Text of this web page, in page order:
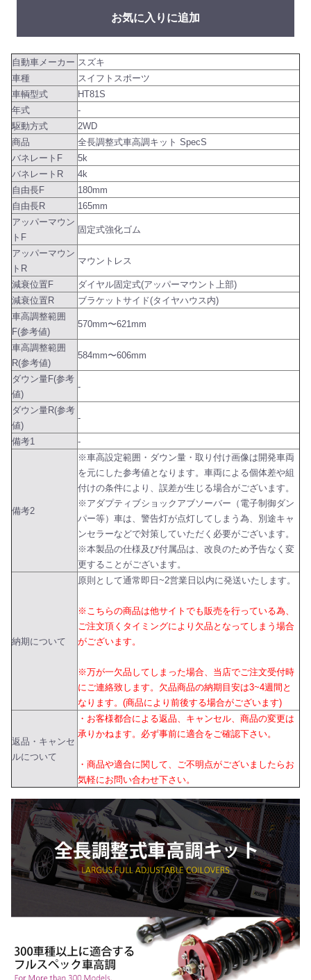
お気に入りに追加
自動車メーカー スズキ
車種
スイフトスポーツ
車輌型式
HT81S
年式
-
駆動方式
2WD
商品
全長調整式車高調キット SpecS
バネレートF
5k
バネレートR
4k
自由長F
180mm
自由長R
165mm
アッパーマウン
トF
固定式強化ゴム
アッパーマウン
トR
マウントレス
減衰位置F
ダイヤル固定式(アッパーマウント上部)
減衰位置R
ブラケットサイド(タイヤハウス内)
車高調整範囲
F(参考値)
570mm〜621mm
車高調整範囲
R(参考値)
584mm〜606mm
ダウン量F(参考
値)
-
ダウン量R(参考
値)
-
備考1 -
備考2
※車高設定範囲・ダウン量・取り付け画像は開発車両
を元にした参考値となります。車両による個体差や組
付けの条件により、誤差が生じる場合がございます。
※アダプティブショックアブソーバー（電子制御ダン
パー等）車は、警告灯が点灯してしまう為、別途キャ
ンセラーなどで対策していただく必要がございます。
※本製品の仕様及び付属品は、改良のため予告なく変
更することがございます。
納期について
原則として通常即日~2営業日以内に発送いたします。
※こちらの商品は他サイトでも販売を行っている為、
ご注文頂くタイミングにより欠品となってしまう場合
がございます。
※万が一欠品してしまった場合、当店でご注文受付時
にご連絡致します。欠品商品の納期目安は3~4週間と
なります。(商品により前後する場合がございます)
返品・キャンセ
ルについて
・お客様都合による返品、キャンセル、商品の変更は
承りかねます。必ず事前に適合をご確認下さい。
・商品や適合に関して、ご不明点がございましたらお
気軽にお問い合わせ下さい。